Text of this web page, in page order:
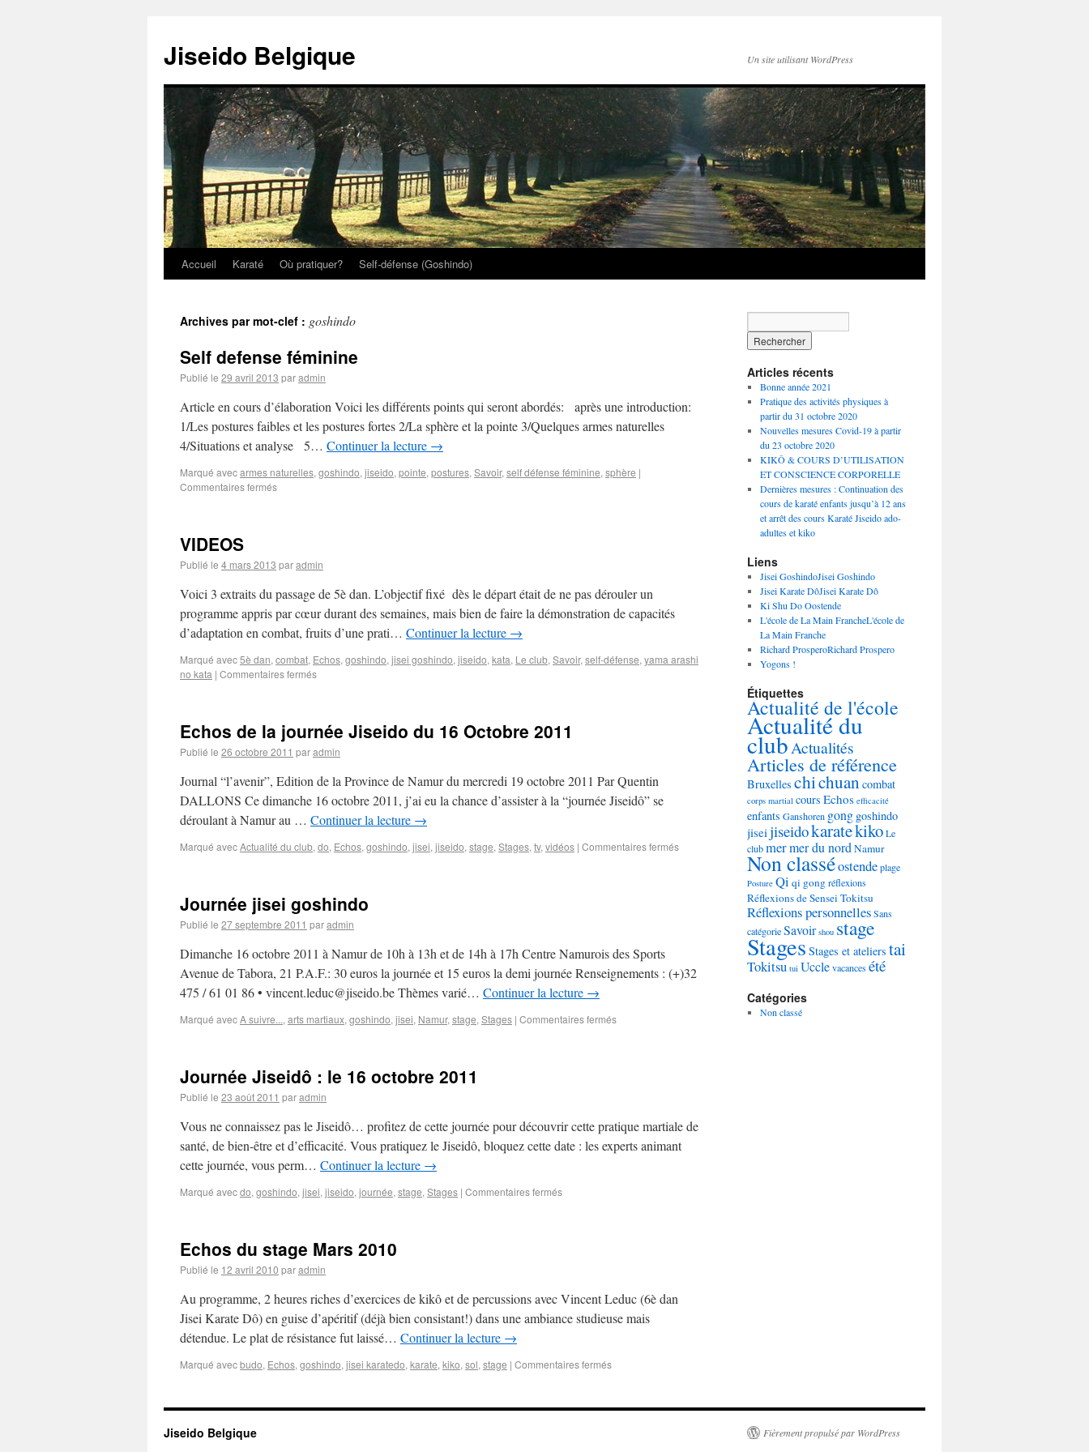
Jiseido Belgique Un site utilisant WordPress
Accueil Karaté Où pratiquer? Self-défense (Goshindo)
Archives par mot-clef : goshindo
Self defense féminine
Publié le 29 avril 2013 paradmin
Article en cours d’élaboration Voici les différents points qui seront abordés: après une introduction:
1/Les postures faibles et les postures fortes 2/La sphère et la pointe 3/Quelques armes naturelles
4/Situations et analyse 5… Continuer la lecture →
Marqué avecarmes naturelles, goshindo, jiseido, pointe, postures, Savoir, self défense féminine, sphère |
Commentaires fermés
VIDEOS
Publié le 4 mars 2013 paradmin
Voici 3 extraits du passage de 5è dan. L’objectif fixé dès le départ était de ne pas dérouler un
programme appris par cœur durant des semaines, mais bien de faire la démonstration de capacités
d’adaptation en combat, fruits d’une prati… Continuer la lecture →
Marqué avec5è dan, combat, Echos, goshindo, jisei goshindo, jiseido, kata, Le club, Savoir, self-défense, yama arashi
no kata | Commentaires fermés
Echos de la journée Jiseido du 16 Octobre 2011
Publié le 26 octobre 2011 paradmin
Journal “l’avenir”, Edition de la Province de Namur du mercredi 19 octobre 2011 Par Quentin
DALLONS Ce dimanche 16 octobre 2011, j’ai eu la chance d’assister à la “journée Jiseidô” se
déroulant à Namur au … Continuer la lecture →
Marqué avecActualité du club, do, Echos, goshindo, jisei, jiseido, stage, Stages, tv, vidéos | Commentaires fermés
Journée jisei goshindo
Publié le 27 septembre 2011 paradmin
Dimanche 16 octobre 2011 à Namur de 10h à 13h et de 14h à 17h Centre Namurois des Sports
Avenue de Tabora, 21 P.A.F.: 30 euros la journée et 15 euros la demi journée Renseignements : (+)32
475 / 61 01 86 • vincent.leduc@jiseido.be Thèmes varié… Continuer la lecture →
Marqué avecA suivre..., arts martiaux, goshindo, jisei, Namur, stage, Stages | Commentaires fermés
Journée Jiseidô : le 16 octobre 2011
Publié le 23 août 2011 paradmin
Vous ne connaissez pas le Jiseidô… profitez de cette journée pour découvrir cette pratique martiale de
santé, de bien-être et d’efficacité. Vous pratiquez le Jiseidô, bloquez cette date : les experts animant
cette journée, vous perm… Continuer la lecture →
Marqué avecdo, goshindo, jisei, jiseido, journée, stage, Stages | Commentaires fermés
Echos du stage Mars 2010
Publié le 12 avril 2010 paradmin
Au programme, 2 heures riches d’exercices de kikô et de percussions avec Vincent Leduc (6è dan
Jisei Karate Dô) en guise d’apéritif (déjà bien consistant!) dans une ambiance studieuse mais
détendue. Le plat de résistance fut laissé… Continuer la lecture →
Marqué avecbudo, Echos, goshindo, jisei karatedo, karate, kiko, sol, stage | Commentaires fermés
Articles récents
Bonne année 2021
Pratique des activités physiques à
partir du 31 octobre 2020
Nouvelles mesures Covid-19 à partir
du 23 octobre 2020
KIKÔ & COURS D’UTILISATION
ET CONSCIENCE CORPORELLE
Dernières mesures : Continuation des
cours de karaté enfants jusqu’à 12 ans
et arrêt des cours Karaté Jiseido ado-
adultes et kiko
Liens
Jisei GoshindoJisei Goshindo
Jisei Karate DôJisei Karate Dô
Ki Shu Do Oostende
L'école de La Main FrancheL'école de
La Main Franche
Richard ProsperoRichard Prospero
Yogons !
Étiquettes
Actualité de l'école
Actualité du
clubActualités
Articles de référence
Bruxelles chichuan combat
corps martial cours Echos efficacité
enfants Ganshoren gong goshindo
jiseijiseidokaratekikoLe
clubmermer du nord Namur
Non classéostendeplage
Posture Qi qi gongréflexions
Réflexions de Sensei Tokitsu
Réflexions personnellesSans
catégorieSavoir shou stage
Stages Stages et ateliers tai
Tokitsu tui Ucclevacancesété
Catégories
Non classé
Jiseido Belgique Fièrement propulsé par WordPress